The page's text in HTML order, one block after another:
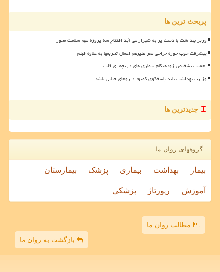
پربحث ترین ها
وزیر بهداشت با دست پر به شیراز می آید افتتاح سه پروژه مهم سلامت محور
پیشرفت خوب حوزه جراحی مغز علیرغم اعمال تحریمها به علاوه فیلم
اهمیت تشخیص زودهنگام بیماری های دریچه ای قلب
وزارت بهداشت باید پاسخگوی کمبود داروهای حیاتی باشد
جدیدترین ها
گروههای روان ما
بیمار بهداشت بیماری پزشک بیمارستان
آموزش رپورتاژ پزشکی
مطالب روان ما
بازگشت به روان ما